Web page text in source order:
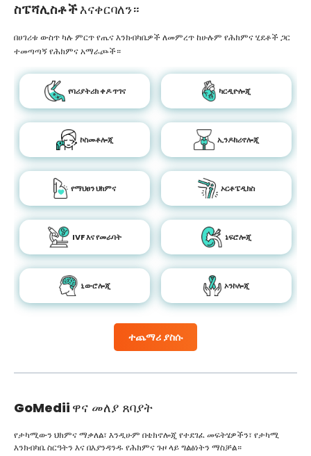
ስፔሻሊስቶችእናቀርባለን።
ተጨማሪ ያስሱ
በሀገሪቱ ውስጥ ካሉ ምርጥ የጤና እንክብካቤዎች ለመምረጥ ከሁሉም የሕክምና ሂደቶች ጋር
ተመጣጣኝ የሕክምና አማራጮች።
የባሪያትሪክ ቀዶ ጥገና ካርዲዮሎጂ
ኮስመቶሎጂ ኢንዶክሪኖሎጂ
የማህፀን ህክምና ኦርቶፔዲክስ
IVF እና የመራባት ኔፍሮሎጂ
ኒውሮሎጂ ኦንኮሎጂ
GoMedii ዋና መለያ ጸባያት
የታካሚውን ህክምና ማቃለል፣ እንዲሁም በቴክኖሎጂ የተደገፈ መፍትሄዎችን፣ የታካሚ
እንክብካቤ ስርዓትን እና በእያንዳንዱ የሕክምና ጉዞ ላይ ግልፅነትን ማስቻል።